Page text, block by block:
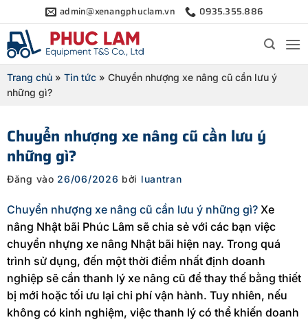
qua
nội
dung
admin@xenangphuclam.vn 0935.355.886
Trang chủ » Tin tức » Chuyển nhượng xe nâng cũ cần lưu ý
những gì?
Chuyển nhượng xe nâng cũ cần lưu ý
những gì?
Đăng vào 26/06/2026 bởi luantran
Chuyển nhượng xe nâng cũ cần lưu ý những gì? Xe
nâng Nhật bãi Phúc Lâm sẽ chia sẻ với các bạn việc
chuyển nhựng xe nâng Nhật bãi hiện nay. Trong quá
trình sử dụng, đến một thời điểm nhất định doanh
nghiệp sẽ cần thanh lý xe nâng cũ để thay thế bằng thiết
bị mới hoặc tối ưu lại chi phí vận hành. Tuy nhiên, nếu
không có kinh nghiệm, việc thanh lý có thể khiến doanh